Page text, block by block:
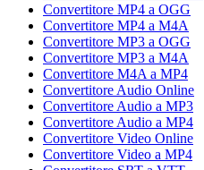
Convertitore MP4 a OGG
Convertitore MP4 a M4A
Convertitore MP3 a OGG
Convertitore MP3 a M4A
Convertitore M4A a MP4
Convertitore Audio Online
Convertitore Audio a MP3
Convertitore Audio a MP4
Convertitore Video Online
Convertitore Video a MP4